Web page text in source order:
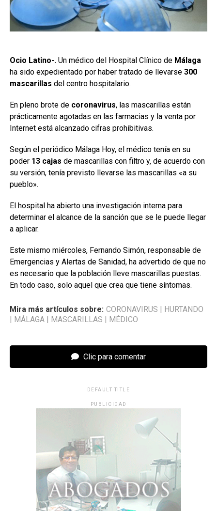
Ocio Latino-. Un médico del Hospital Clínico de Málaga
ha sido expedientado por haber tratado de llevarse 300
mascarillas del centro hospitalario.
En pleno brote de coronavirus, las mascarillas están
prácticamente agotadas en las farmacias y la venta por
Internet está alcanzado cifras prohibitivas.
Según el periódico Málaga Hoy, el médico tenía en su
poder 13 cajas de mascarillas con filtro y, de acuerdo con
su versión, tenía previsto llevarse las mascarillas «a su
pueblo».
El hospital ha abierto una investigación interna para
determinar el alcance de la sanción que se le puede llegar
a aplicar.
Este mismo miércoles, Fernando Simón, responsable de
Emergencias y Alertas de Sanidad, ha advertido de que no
es necesario que la población lleve mascarillas puestas.
En todo caso, solo aquel que crea que tiene síntomas.
Mira más artículos sobre: CORONAVIRUS
HURTANDO
MÁLAGA MASCARILLAS MÉDICO
Clic para comentar
DEFAULT TITLE
PUBLICIDAD